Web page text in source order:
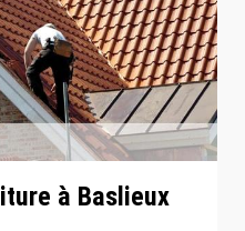
à Baslieux